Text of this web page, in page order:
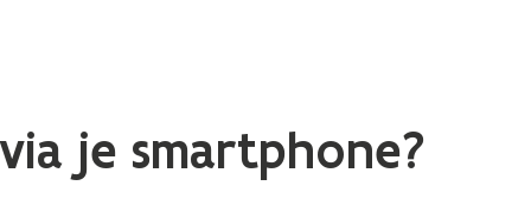
je smartphone?